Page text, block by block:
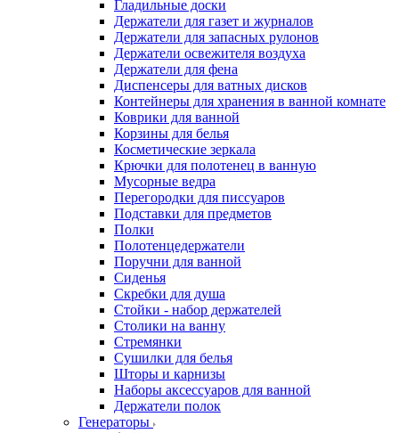
Гладильные доски
Держатели для газет и журналов
Держатели для запасных рулонов
Держатели освежителя воздуха
Держатели для фена
Диспенсеры для ватных дисков
Контейнеры для хранения в ванной комнате
Коврики для ванной
Корзины для белья
Косметические зеркала
Крючки для полотенец в ванную
Мусорные ведра
Перегородки для писсуаров
Подставки для предметов
Полки
Полотенцедержатели
Поручни для ванной
Сиденья
Скребки для душа
Стойки - набор держателей
Столики на ванну
Стремянки
Сушилки для белья
Шторы и карнизы
Наборы аксессуаров для ванной
Держатели полок
Генераторы